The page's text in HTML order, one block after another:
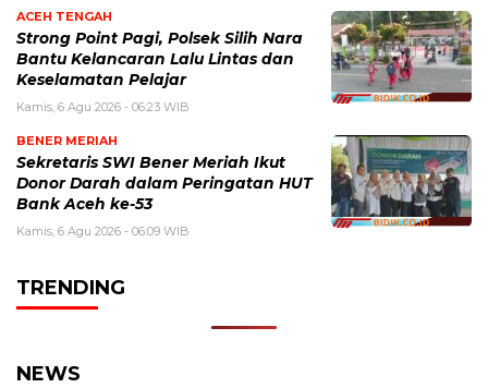
ACEH TENGAH
Strong Point Pagi, Polsek Silih Nara
Bantu Kelancaran Lalu Lintas dan
Keselamatan Pelajar
Kamis, 6 Agu 2026 - 06:23 WIB
BENER MERIAH
Sekretaris SWI Bener Meriah Ikut
Donor Darah dalam Peringatan HUT
Bank Aceh ke-53
Kamis, 6 Agu 2026 - 06:09 WIB
TRENDING
NEWS